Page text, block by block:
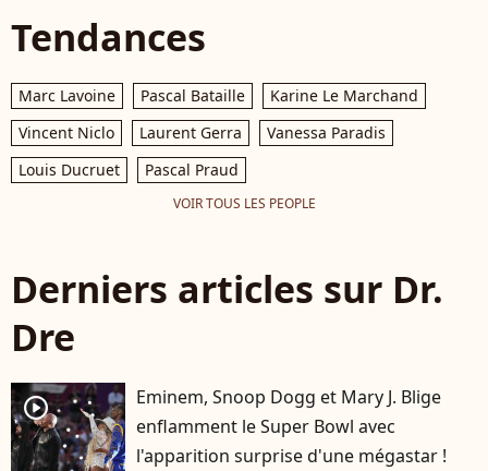
Tendances
Marc Lavoine Pascal Bataille
Karine Le Marchand
Vincent Niclo
Laurent Gerra
Vanessa Paradis
Louis Ducruet
Pascal Praud
VOIR TOUS LES PEOPLE
Derniers articles sur Dr.
Dre
player2
Eminem, Snoop Dogg et Mary J. Blige
enflamment le Super Bowl avec
l'apparition surprise d'une mégastar !